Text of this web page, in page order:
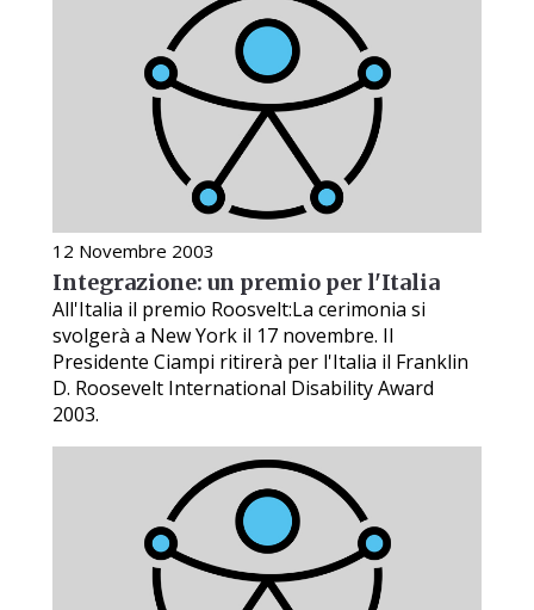
12 Novembre 2003
Integrazione: un premio per l'Italia
All'Italia il premio Roosvelt:La cerimonia si
svolgerà a New York il 17 novembre. Il
Presidente Ciampi ritirerà per l'Italia il Franklin
D. Roosevelt International Disability Award
2003.